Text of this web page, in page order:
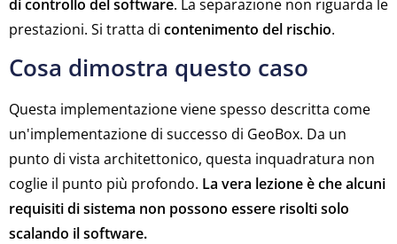
di controllo del software. La separazione non riguarda le
prestazioni. Si tratta di contenimento del rischio.
Cosa dimostra questo caso
Questa implementazione viene spesso descritta come
un'implementazione di successo di GeoBox. Da un
punto di vista architettonico, questa inquadratura non
coglie il punto più profondo. La vera lezione è che alcuni
requisiti di sistema non possono essere risolti solo
scalando il software.